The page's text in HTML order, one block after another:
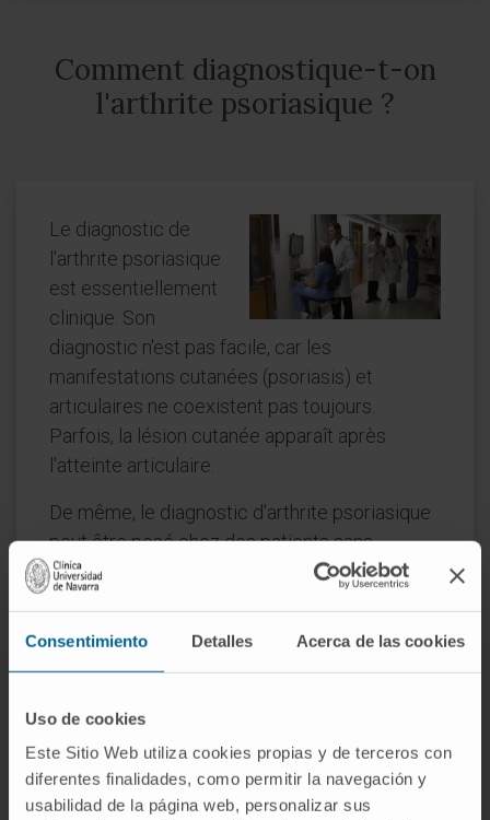
Consentimiento Detalles Acerca de las cookies
Uso de cookies
Este Sitio Web utiliza cookies propias y de terceros con
diferentes finalidades, como permitir la navegación y
usabilidad de la página web, personalizar sus
Comment diagnostique-t-on
l'arthrite psoriasique ?
Le diagnostic de
l'arthrite psoriasique
est essentiellement
clinique. Son
diagnostic n'est pas facile, car les
manifestations cutanées (psoriasis) et
articulaires ne coexistent pas toujours.
Parfois, la lésion cutanée apparaît après
l'atteinte articulaire.
De même, le diagnostic d'arthrite psoriasique
peut être posé chez des patients sans
psoriasis mais ayant des antécédents
Les examens de laboratoire sont non
spécifiques. On peut observer une
augmentation des marqueurs de
protéine C réactive...), une anémie modérée et
une élévation de l'acide urique.